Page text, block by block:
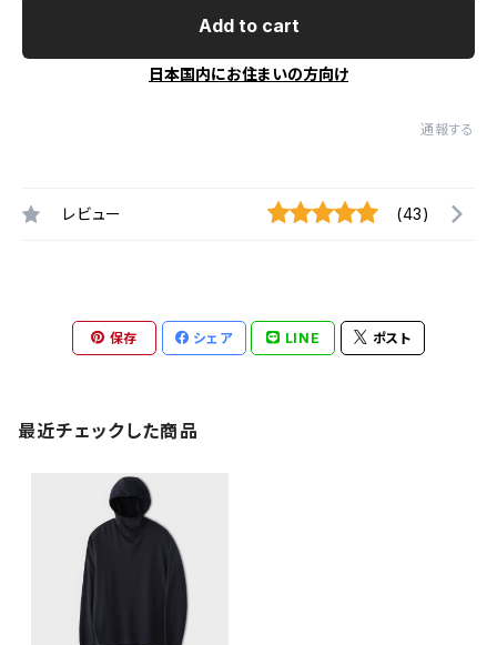
Add to cart
日本国内にお住まいの方向け
通報する
レビュー (43)
保存 シェア LINE ポスト
最近チェックした商品